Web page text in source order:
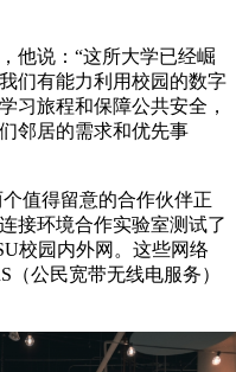
他说：“这所大学已经崛
们有能力利用校园的数字
习旅程和保障公共安全，
邻居的需求和优先事
个值得留意的合作伙伴正
接环境合作实验室测试了
校园内外网。这些网络
公民宽带无线电服务）